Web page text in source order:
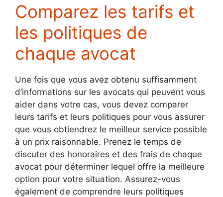
Comparez les tarifs et
les politiques de
chaque avocat
Une fois que vous avez obtenu suffisamment
d’informations sur les avocats qui peuvent vous
aider dans votre cas, vous devez comparer
leurs tarifs et leurs politiques pour vous assurer
que vous obtiendrez le meilleur service possible
à un prix raisonnable. Prenez le temps de
discuter des honoraires et des frais de chaque
avocat pour déterminer lequel offre la meilleure
option pour votre situation. Assurez-vous
également de comprendre leurs politiques